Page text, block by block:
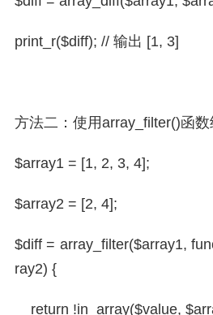
print_r($diff); // 输出 [1, 3]
方法二：使用array_filter()函
$array1 = [1, 2, 3, 4];
$array2 = [2, 4];
$diff = array_filter($array1,
ray2) {
return !in_array($value,